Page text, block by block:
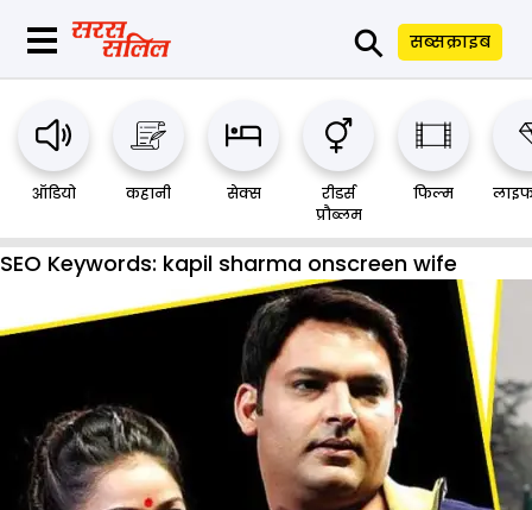
⚲ सब्सक्राइब
ऑडियो कहानी सेक्स
रीडर्स
प्रौब्लम
फिल्म
SEO Keywords: kapil sharma onscreen wife